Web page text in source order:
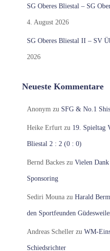
SG Oberes Bliestal – SG
4. August 2026
SG Oberes Bliestal II – SV
2026
Neueste Kommentare
Anonym zu SFG & No.1
Heike Erfurt zu 19. Spieltag
Bliestal 2 : 2 (0 : 0)
Bernd Backes zu Vielen
Sponsoring
Sediri Mouna zu Harald
den Sportfeunden
Andreas Scheller zu WM-
Schiedsrichter